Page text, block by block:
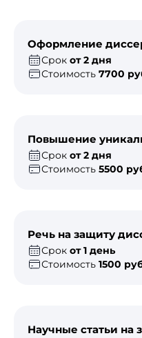
Оформление
Срок от 2 дня
Стоимость 7700
Повышение
Срок от 2 дня
Стоимость 5500
Речь на защиту
Срок от 1 день
Стоимость 1500
Научные статьи на